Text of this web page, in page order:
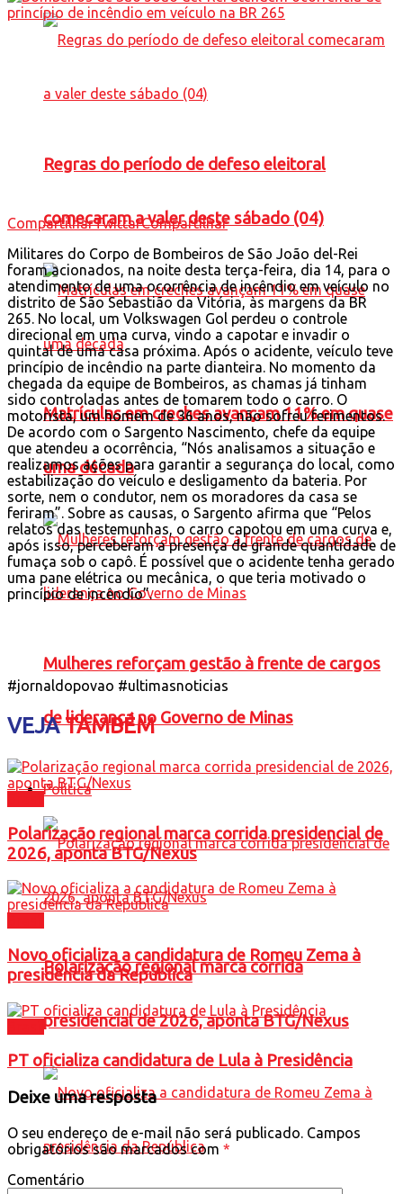
Regras do período de defeso eleitoral
comecaram a valer deste sábado (04)
Matrículas em creches avançam 11% em quase
uma década
Mulheres reforçam gestão à frente de cargos
de liderança no Governo de Minas
Política
Polarização regional marca corrida
presidencial de 2026, aponta BTG/Nexus
CompartilharTwittarCompartilhar
Militares do Corpo de Bombeiros de São João del-Rei
foram acionados, na noite desta terça-feira, dia 14, para o
atendimento de uma ocorrência de incêndio em veículo no
distrito de São Sebastião da Vitória, às margens da BR
265. No local, um Volkswagen Gol perdeu o controle
direcional em uma curva, vindo a capotar e invadir o
quintal de uma casa próxima. Após o acidente, veículo teve
princípio de incêndio na parte dianteira. No momento da
chegada da equipe de Bombeiros, as chamas já tinham
sido controladas antes de tomarem todo o carro. O
motorista, um homem de 36 anos, não sofreu ferimentos.
De acordo com o Sargento Nascimento, chefe da equipe
que atendeu a ocorrência, “Nós analisamos a situação e
realizamos ações para garantir a segurança do local, como
estabilização do veículo e desligamento da bateria. Por
sorte, nem o condutor, nem os moradores da casa se
feriram”. Sobre as causas, o Sargento afirma que “Pelos
relatos das testemunhas, o carro capotou em uma curva e,
após isso, perceberam a presença de grande quantidade de
fumaça sob o capô. É possível que o acidente tenha gerado
uma pane elétrica ou mecânica, o que teria motivado o
princípio de incêndio”.
#jornaldopovao #ultimasnoticias
VEJATAMBÉM
Polarização regional marca corrida presidencial de
2026, aponta BTG/Nexus
Novo oficializa a candidatura de Romeu Zema à
presidência da República
PT oficializa candidatura de Lula à Presidência
Deixe uma resposta
O seu endereço de e-mail não será publicado. Campos
obrigatórios são marcados com *
Comentário